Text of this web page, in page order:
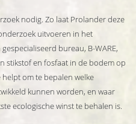
nodig. Zo laat Prolander deze
uitvoeren in het
bureau, B-WARE,
stikstof en fosfaat in de bodem op
om te bepalen welke
kunnen worden, en waar
ecologische winst te behalen is.